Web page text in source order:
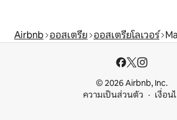
Airbnb ออสเตรีย ออสเตรียโลเวอร์
© 2026 Airbnb, Inc.
ความเป็นส่วนตัว
เงื่อน